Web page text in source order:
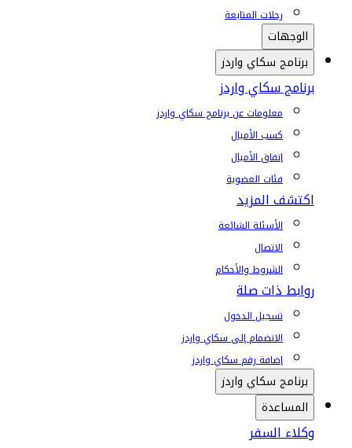
رحلات المتابعة
الوجهات
برنامج سكاي واردز
برنامج سكاي واردز
معلومات عن برنامج سكاي واردز
كسب الأميال
إنفاق الأميال
فئات العضوية
اكتشف المزيد
الأسئلة الشائعة
الاتصال
الشروط والأحكام
روابط ذات صلة
تسجيل الدخول
الانضمام إلى سكاي واردز
إضافة رقم سكاي واردز
برنامج سكاي واردز
المساعدة
وكلاء السفر